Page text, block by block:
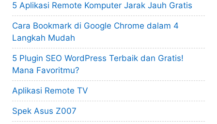
5 Aplikasi Remote Komputer Jarak Jauh Gratis
Cara Bookmark di Google Chrome dalam 4
Langkah Mudah
5 Plugin SEO WordPress Terbaik dan Gratis!
Mana Favoritmu?
Aplikasi Remote TV
Spek Asus Z007